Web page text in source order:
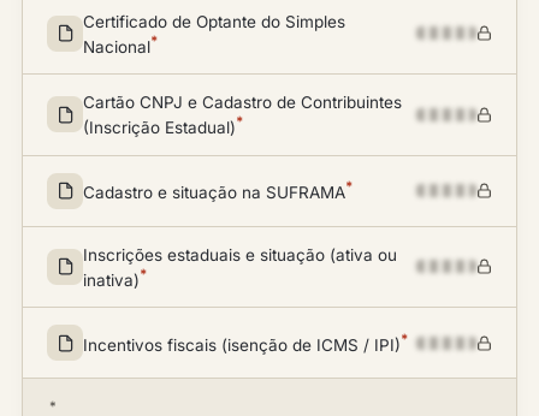
Certificado de Optante do Simples
Nacional*
Cartão CNPJ e Cadastro de Contribuintes
(Inscrição Estadual)*
Cadastro e situação na SUFRAMA*
Inscrições estaduais e situação (ativa ou
inativa)*
Incentivos fiscais (isenção de ICMS / IPI)*
*